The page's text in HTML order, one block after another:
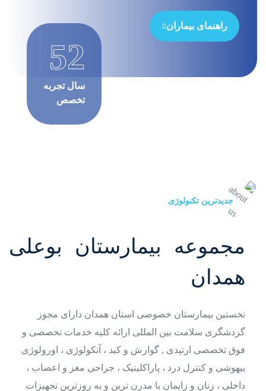
راهنمای بیماران
52
سال تجربه
تخصص
جدیدترین تکنولوژی
مجموعه بیمارستان بوعلی
همدان
نخستین بیمارستان خصوصی استان همدان دارای مجوز
گردشگری سلامت بین المللی ارائه کلیه خدمات تخصصی و
فوق تخصصی ارتپدی , گوارش و کبد ، آنکولوژی ، اورولوژی
بیهوشی و کنترل درد ، پاراکلینیک ، جراحی مغز و اعصاب ،
داخلی ، زنان و زایمان با مدرن ترین و به روزترین تجهیزات